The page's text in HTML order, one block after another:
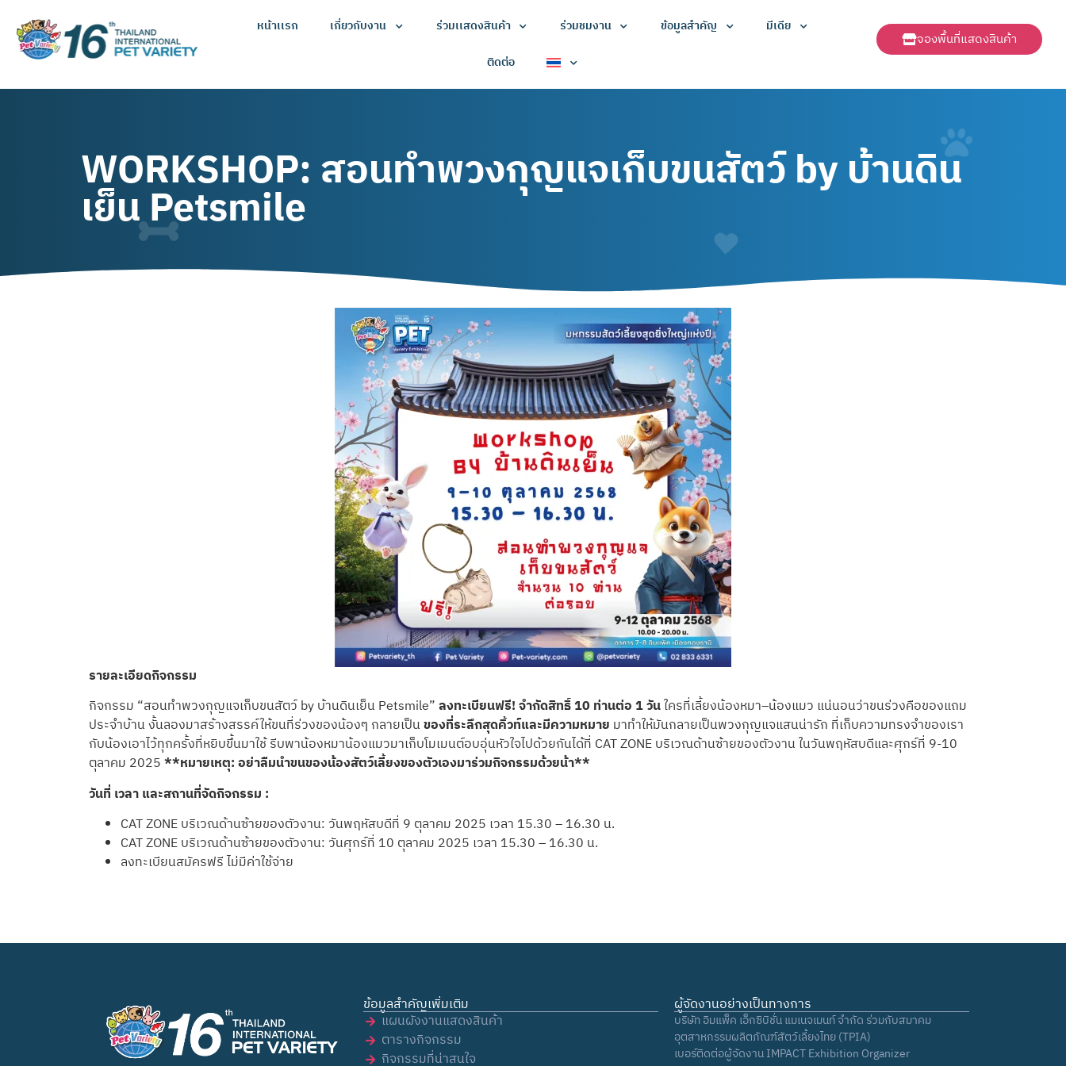
หน้าเเรก เกี่ยวกับงาน ร่วมเเสดงสินค้า ร่วมชมงาน ข้อมูลสำคัญ
มีเดีย
ติดต่อ
จองพื้นที่แสดงสินค้า
WORKSHOP: สอนทำพวงกุญแจเก็บขนสัตว์ by บ้านดิน
เย็น Petsmile
รายละเอียดกิจกรรม
กิจกรรม “สอนทำพวงกุญแจเก็บขนสัตว์ by บ้านดินเย็น Petsmile”ลงทะเบียนฟรี! จำกัดสิทธิ์ 10 ท่านต่อ 1 วันใครที่เลี้ยงน้องหมา–น้องแมว แน่นอนว่าขนร่วงคือของแถม
ประจำบ้าน งั้นลองมาสร้างสรรค์ให้ขนที่ร่วงของน้องๆ กลายเป็นของที่ระลึกสุดคิ้วท์และมีความหมาย มาทำให้มันกลายเป็นพวงกุญแจแสนน่ารัก ที่เก็บความทรงจำของเรา
กับน้องเอาไว้ทุกครั้งที่หยิบขึ้นมาใช้ รีบพาน้องหมาน้องแมวมาเก็บโมเมนต์อบอุ่นหัวใจไปด้วยกันได้ที่ CAT ZONE บริเวณด้านซ้ายของตัวงาน ในวันพฤหัสบดีและศุกร์ที่ 9-10
ตุลาคม 2025**หมายเหตุ: อย่าลืมนำขนของน้องสัตว์เลี้ยงของตัวเองมาร่วมกิจกรรมด้วยน้า**
วันที่ เวลา และสถานที่จัดกิจกรรม :
CAT ZONE บริเวณด้านซ้ายของตัวงาน: วันพฤหัสบดีที่ 9 ตุลาคม 2025 เวลา 15.30 – 16.30 น.
CAT ZONE บริเวณด้านซ้ายของตัวงาน: วันศุกร์ที่ 10 ตุลาคม 2025 เวลา 15.30 – 16.30 น.
ลงทะเบียนสมัครฟรี ไม่มีค่าใช้จ่าย
ข้อมูลสำคัญเพิ่มเติม
แผนผังงานแสดงสินค้า
ตารางกิจกรรม
กิจกรรมที่น่าสนใจ
ผู้จัดงานอย่างเป็นทางการ
บริษัท อิมแพ็ค เอ็กซิบิชั่น แมเนจเมนท์ จำกัด ร่วมกับสมาคม
อุตสาหกรรมผลิตภัณฑ์สัตว์เลี้ยงไทย (TPIA)
เบอร์ติดต่อผู้จัดงาน IMPACT Exhibition Organizer